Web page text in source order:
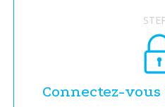
Connectez-